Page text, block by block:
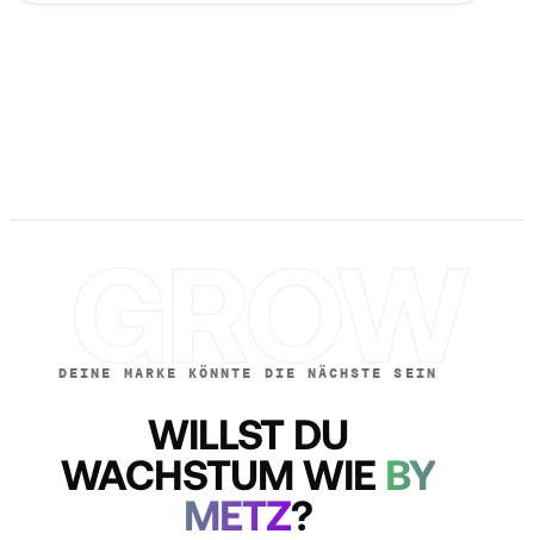
DEINE MARKE KÖNNTE DIE NÄCHSTE SEIN
WILLST DU
WACHSTUM WIE BY
METZ?